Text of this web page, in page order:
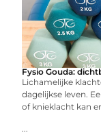
Fysio Gouda:
Lichamelijke
dagelijkse leven.
of knieklacht kan
...